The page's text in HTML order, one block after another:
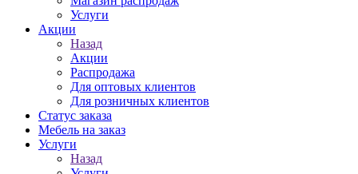
Услуги
Акции
Назад
Акции
Распродажа
Для оптовых клиентов
Для розничных клиентов
Статус заказа
Мебель на заказ
Услуги
Назад